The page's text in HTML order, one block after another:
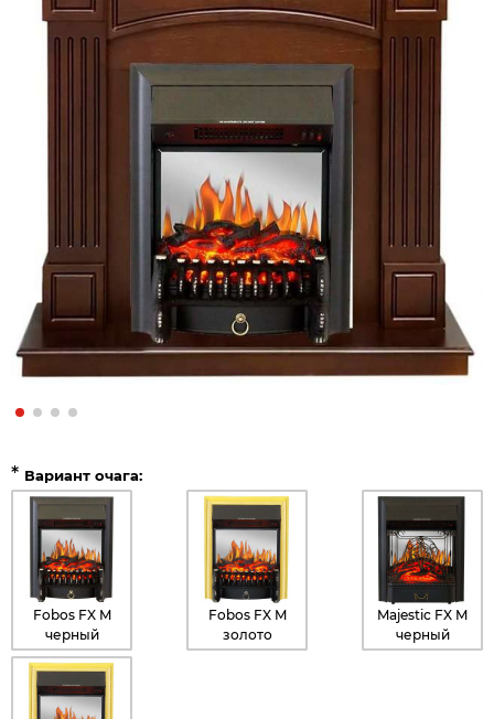
* Вариант очага:
Fobos FX M
черный
Fobos FX M
золото
Majestic FX M
черный